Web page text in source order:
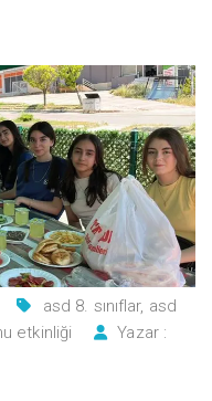
asd 8. sınıflar, asd
etkinliği
Yazar :